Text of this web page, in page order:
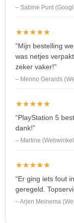
– Sabine Punt
★★★★★
“Mijn bestelling
was netjes
zeker vaker!”
– Menno Gerards
★★★★★
“PlayStation 5
dank!”
– Martine
★★★★★
“Er ging iets fout
geregeld.
– Arjen Meinema